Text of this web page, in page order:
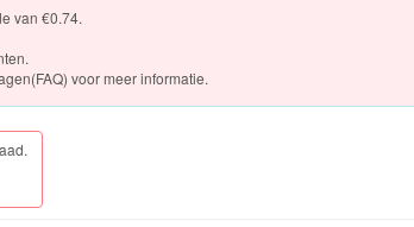
van €0.74.
voor meer informatie.